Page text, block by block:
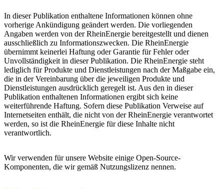
In dieser Publikation enthaltene Informationen können ohne
vorherige Ankündigung geändert werden. Die vorliegenden
Angaben werden von der RheinEnergie bereitgestellt und dienen
ausschließlich zu Informationszwecken. Die RheinEnergie
übernimmt keinerlei Haftung oder Garantie für Fehler oder
Unvollständigkeit in dieser Publikation. Die RheinEnergie steht
lediglich für Produkte und Dienstleistungen nach der Maßgabe ein,
die in der Vereinbarung über die jeweiligen Produkte und
Dienstleistungen ausdrücklich geregelt ist. Aus den in dieser
Publikation enthaltenen Informationen ergibt sich keine
weiterführende Haftung. Sofern diese Publikation Verweise auf
Internetseiten enthält, die nicht von der RheinEnergie verantwortet
werden, so ist die RheinEnergie für diese Inhalte nicht
verantwortlich.
Wir verwenden für unsere Website einige Open-Source-
Komponenten, die wir gemäß Nutzungslizenz nennen.